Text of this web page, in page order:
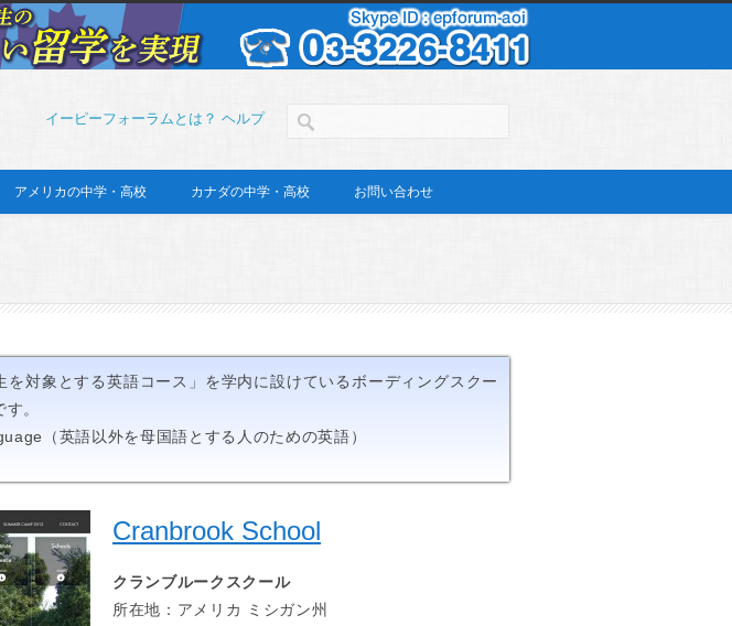
イーピーフォーラムとは？ ヘルプ
アメリカの中学・高校 カナダの中学・高校 お問い合わせ
を対象とする英語コース」を学内に設けているボーディングスクー
。
（英語以外を母国語とする人のための英語）
Cranbrook School
クランブルークスクール
所在地：アメリカ ミシガン州